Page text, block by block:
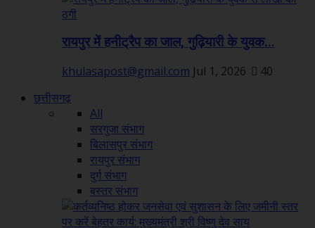
रायपुर में हनीट्रैप का जाल, गुढ़ियारी के युवक...
khulasapost@gmail.com Jul 1, 2026
40
छत्तीसगढ़
All
सरगुजा संभाग
बिलासपुर संभाग
रायपुर संभाग
दुर्ग संभाग
बस्तर संभाग